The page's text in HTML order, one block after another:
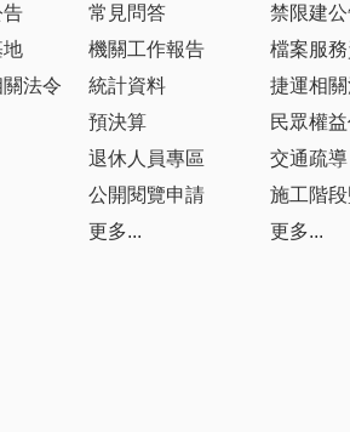
告
地
法令
常見問答
機關工作報告
統計資料
預決算
退休人員專區
公開閱覽申請
更多...
禁限建
檔案服
捷運相
民眾權
交通疏導
施工階
更多...